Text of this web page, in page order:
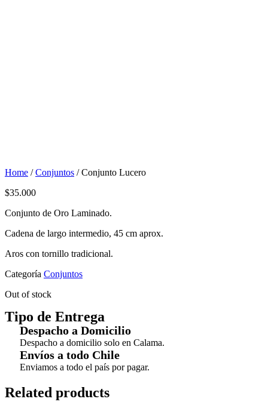
Home /Conjuntos / Conjunto Lucero
$35.000
Conjunto de Oro Laminado.
Cadena de largo intermedio, 45 cm aprox.
Aros con tornillo tradicional.
Categoría Conjuntos
Out of stock
Tipo de Entrega
Despacho a Domicilio
Despacho a domicilio solo en Calama.
Envíos a todo Chile
Enviamos a todo el país por pagar.
Related products